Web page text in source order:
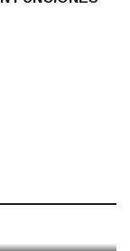
desde